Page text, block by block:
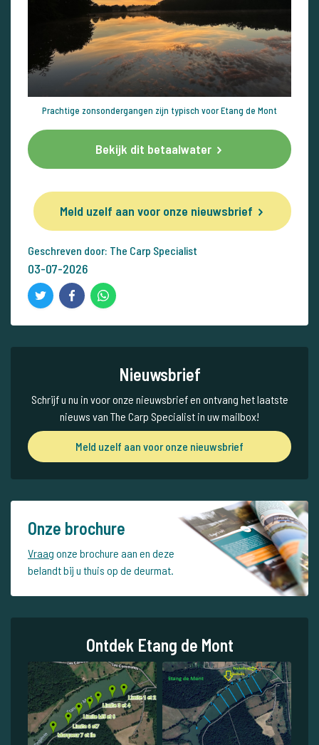
Prachtige zonsondergangen zijn typisch voor Etang de Mont
Bekijk dit betaalwater
Meld uzelf aan voor onze nieuwsbrief
Geschreven door: The Carp Specialist
03-07-2026
Nieuwsbrief
Schrijf u nu in voor onze nieuwsbrief en ontvang het laatste
nieuws van The Carp Specialist in uw mailbox!
Meld uzelf aan voor onze nieuwsbrief
Onze brochure
Vraag onze brochure aan en deze
belandt bij u thuis op de deurmat.
Ontdek Etang de Mont